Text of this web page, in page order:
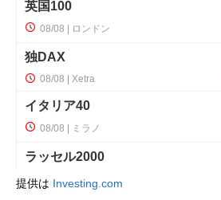
提供は Investing.com